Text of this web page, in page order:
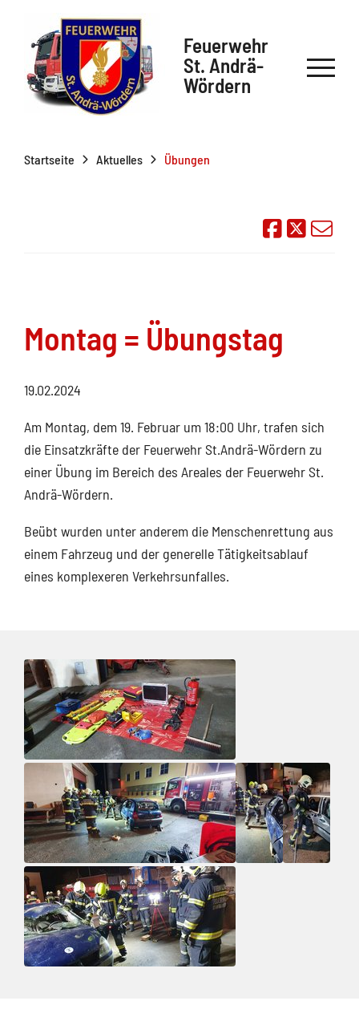
Feuerwehr
St. Andrä-
Wördern
Startseite Aktuelles Übungen
Auf
Montag = Übungstag
19.02.2024
Am Montag, dem 19. Februar um 18:00 Uhr, trafen sich
die Einsatzkräfte der Feuerwehr St.Andrä-Wördern zu
einer Übung im Bereich des Areales der Feuerwehr St.
Andrä-Wördern.
Beübt wurden unter anderem die Menschenrettung aus
einem Fahrzeug und der generelle Tätigkeitsablauf
eines komplexeren Verkehrsunfalles.